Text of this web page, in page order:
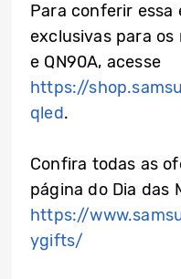
Para conferir
exclusivas para os
e QN90A, acesse
https://
qled.
Confira todas as
página do Dia das
https://
ygifts/